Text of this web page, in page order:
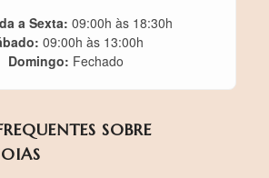
a Sexta: 09:00h às 18:30h
09:00h às 13:00h
Domingo: Fechado
SOBRE